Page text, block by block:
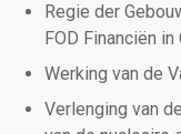
Regie der
FOD Financiën in
Werking van de
Verlenging van